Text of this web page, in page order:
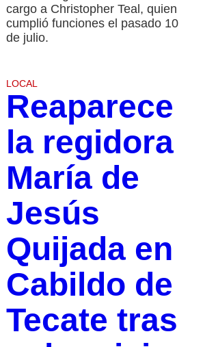
cargo a Christopher Teal, quien
cumplió funciones el pasado 10
de julio.
LOCAL
Reaparece
la regidora
María de
Jesús
Quijada en
Cabildo de
Tecate tras